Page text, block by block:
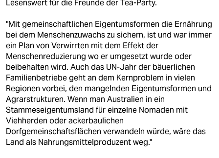
Lesenswert für die Freunde der Tea-Party.
"Mit gemeinschaftlichen Eigentumsformen die Ernährung
bei dem Menschenzuwachs zu sichern, ist und war immer
ein Plan von Verwirrten mit dem Effekt der
Menschenreduzierung wo er umgesetzt wurde oder
beibehalten wird. Auch das UN-Jahr der bäuerlichen
Familienbetriebe geht an dem Kernproblem in vielen
Regionen vorbei, den mangelnden Eigentumsformen und
Agrarstrukturen. Wenn man Australien in ein
Stammeseigentumsland für einzelne Nomaden mit
Viehherden oder ackerbaulichen
Dorfgemeinschaftsflächen verwandeln würde, wäre das
Land als Nahrungsmittelproduzent weg."